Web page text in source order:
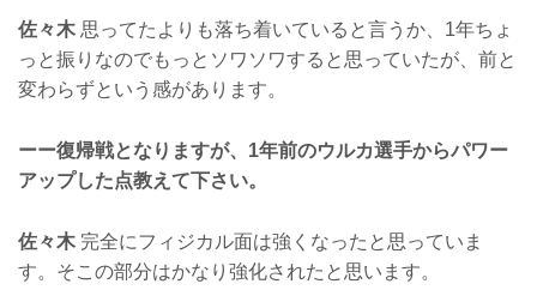
佐々木 思ってたよりも落ち着いていると言うか、1年ちょ
っと振りなのでもっとソワソワすると思っていたが、前と
変わらずという感があります。
ーー復帰戦となりますが、1年前のウルカ選手からパワー
アップした点教えて下さい。
佐々木 完全にフィジカル面は強くなったと思っていま
す。そこの部分はかなり強化されたと思います。